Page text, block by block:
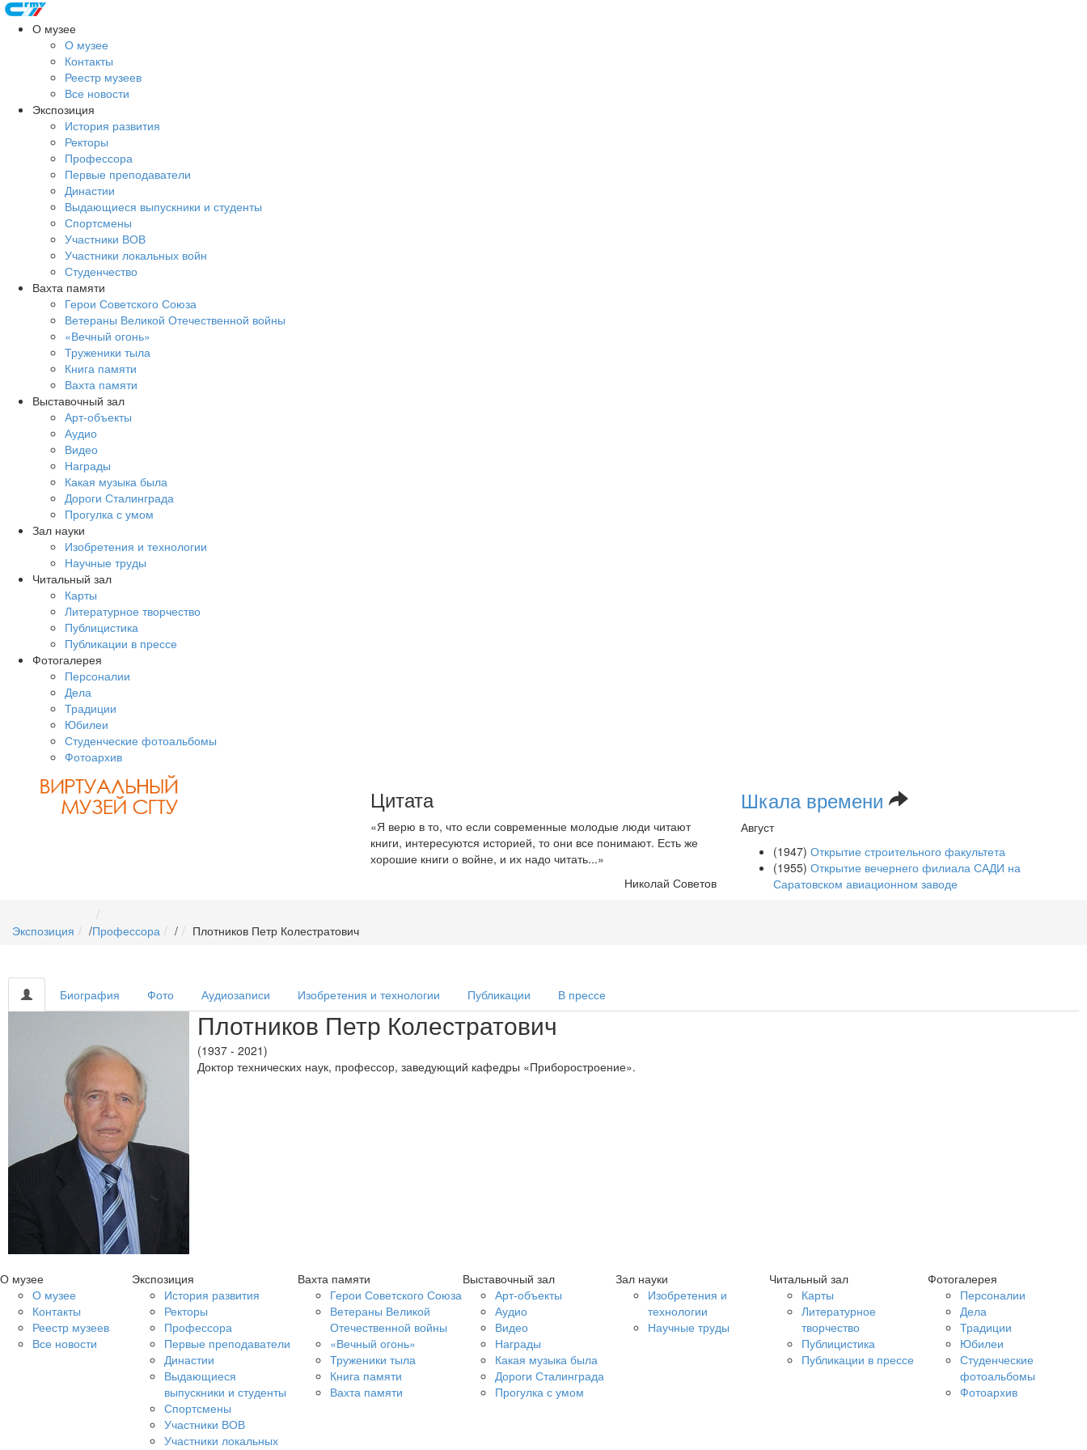
О музее
О музее
Контакты
Реестр музеев
Все новости
Экспозиция
История развития
Ректоры
Профессора
Первые преподаватели
Династии
Выдающиеся выпускники и студенты
Спортсмены
Участники ВОВ
Участники локальных войн
Студенчество
Вахта памяти
Герои Советского Союза
Ветераны Великой Отечественной войны
«Вечный огонь»
Труженики тыла
Книга памяти
Вахта памяти
Выставочный зал
Арт-объекты
Аудио
Видео
Награды
Какая музыка была
Дороги Сталинграда
Прогулка с умом
Зал науки
Изобретения и технологии
Научные труды
Читальный зал
Карты
Литературное творчество
Публицистика
Публикации в прессе
Фотогалерея
Персоналии
Дела
Традиции
Юбилеи
Студенческие фотоальбомы
Фотоархив
Цитата
«Я верю в то, что если современные молодые люди читают
книги, интересуются историей, то они все понимают. Есть же
хорошие книги о войне, и их надо читать...»
Николай Советов
Шкала времени
Август
(1947) Открытие строительного факультета
(1955) Открытие вечернего филиала САДИ на
Саратовском авиационном заводе
Экспозиция /Профессора / Плотников Петр Колестратович
Биография Фото Аудиозаписи Изобретения и технологии Публикации В прессе
Плотников Петр Колестратович
(1937 - 2021)
Доктор технических наук, профессор, заведующий кафедры «Приборостроение».
О музее
О музее
Контакты
Реестр музеев
Все новости
Экспозиция
История развития
Ректоры
Профессора
Первые преподаватели
Династии
Выдающиеся
выпускники и студенты
Спортсмены
Участники ВОВ
Участники локальных
Вахта памяти
Герои Советского Союза
Ветераны Великой
Отечественной войны
«Вечный огонь»
Труженики тыла
Книга памяти
Вахта памяти
Выставочный зал
Арт-объекты
Аудио
Видео
Награды
Какая музыка была
Дороги Сталинграда
Прогулка с умом
Зал науки
Изобретения и
технологии
Научные труды
Читальный зал
Карты
Литературное
творчество
Публицистика
Публикации в прессе
Фотогалерея
Персоналии
Дела
Традиции
Юбилеи
Студенческие
фотоальбомы
Фотоархив